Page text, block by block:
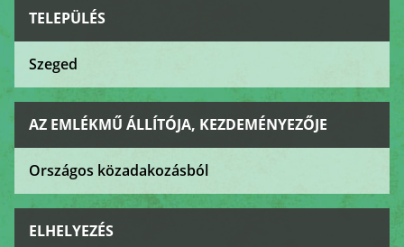
TELEPÜLÉS
Szeged
AZ EMLÉKMŰ ÁLLÍTÓJA, KEZDEMÉNYEZŐJE
Országos közadakozásból
ELHELYEZÉS